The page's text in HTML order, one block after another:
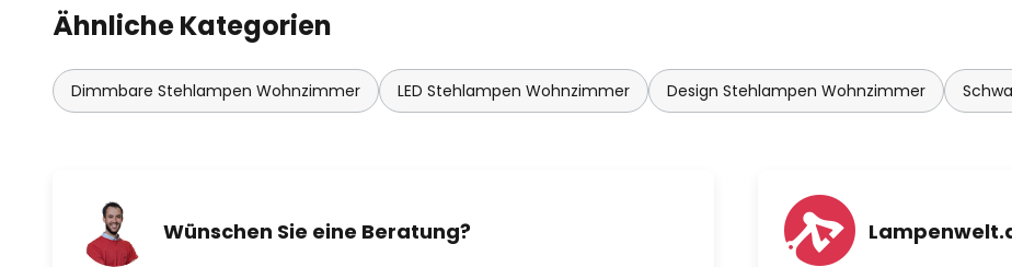
Ähnliche Kategorien
Dimmbare Stehlampen Wohnzimmer LED Stehlampen Wohnzimmer Design Stehlampen Wohnzimmer
Wünschen Sie eine Beratung?